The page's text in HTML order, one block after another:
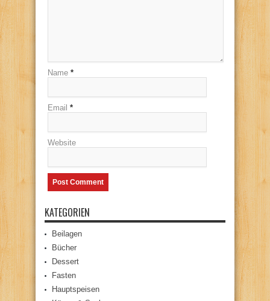
Name *
Email *
Website
KATEGORIEN
Beilagen
Bücher
Dessert
Fasten
Hauptspeisen